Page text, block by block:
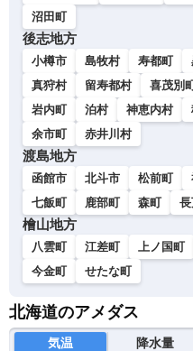
沼田町
後志地方
小樽市 島牧村 寿都町
真狩村
留寿都村 喜茂別
岩内町
泊村 神恵内村
余市町
赤井川村
渡島地方
函館市 北斗市 松前町
七飯町
鹿部町 森町
檜山地方
八雲町 江差町 上ノ国町
今金町
せたな町
北海道のアメダス
気温 降水量